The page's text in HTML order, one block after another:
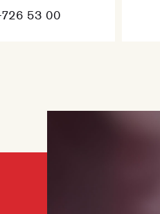
53 00